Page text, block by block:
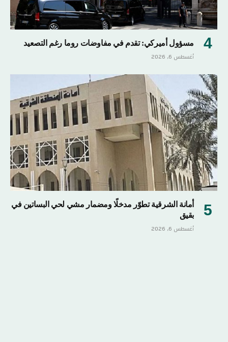
مسؤول أميركي: تقدم في مفاوضات روما رغم التصعيد
أغسطس 6, 2026
أمانة الشرقية تطوّر مدخلًا ومضمار مشي لحي البساتين في
بقيق
أغسطس 6, 2026